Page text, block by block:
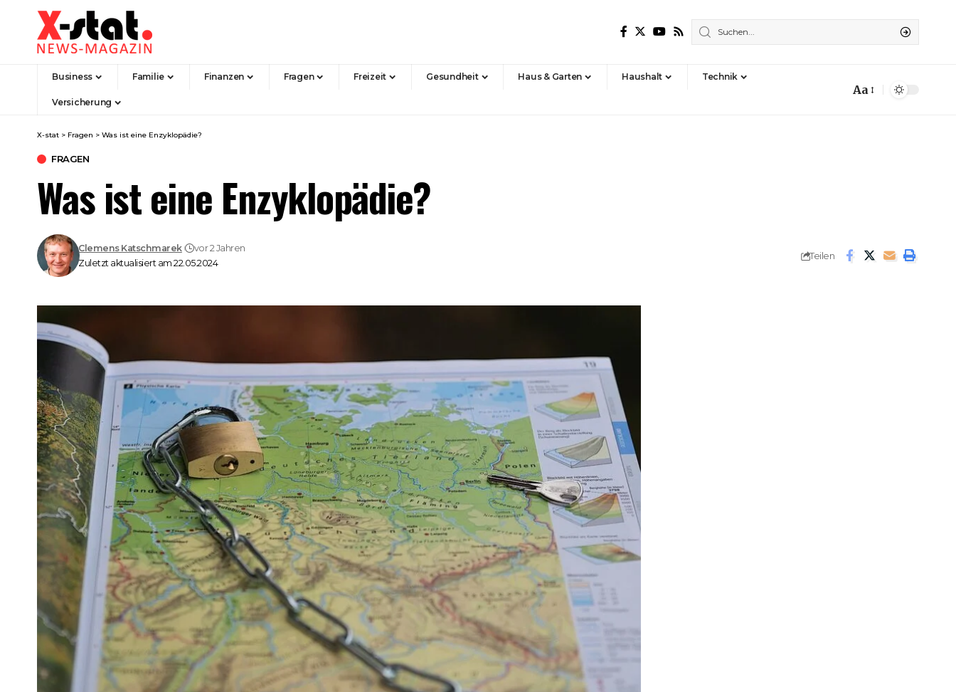
Business Familie Finanzen Fragen Freizeit Gesundheit Haus & Garten Haushalt Technik
Versicherung
Font
Aa
X-stat > Fragen > Was ist eine Enzyklopädie?
FRAGEN
Was ist eine Enzyklopädie?
Zuletzt aktualisiert am 22.05.2024
Clemens Katschmarek vor 2 Jahren
Teilen